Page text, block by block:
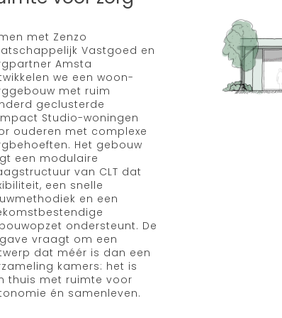
met Zenzo
Vastgoed en
Amsta
we een woon-
met ruim
geclusterde
Studio-woningen
ouderen met complexe
Het gebouw
een modulaire
van CLT dat
een snelle
en een
ondersteunt. De
vraagt om een
dat méér is dan een
kamers: het is
thuis met ruimte voor
én samenleven.